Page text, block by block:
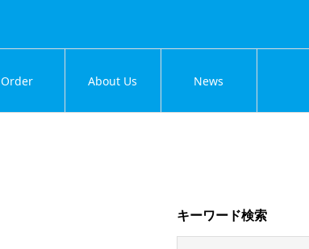
Order About Us News
キーワード検索